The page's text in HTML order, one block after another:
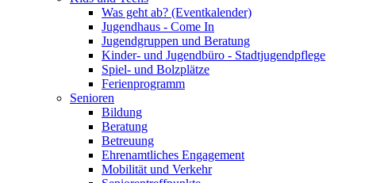
Was geht ab? (Eventkalender)
Jugendhaus - Come In
Jugendgruppen und Beratung
Kinder- und Jugendbüro - Stadtjugendpflege
Spiel- und Bolzplätze
Ferienprogramm
Senioren
Bildung
Beratung
Betreuung
Ehrenamtliches Engagement
Mobilität und Verkehr